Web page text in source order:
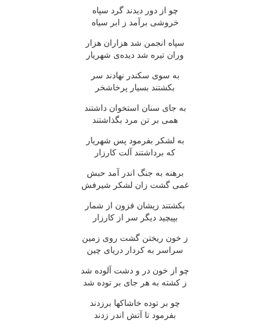
چو از دور دیدند گرد سپاه
خروشی برآمد ز ابر سیاه
سپاه انجمن شد هزاران هزار
وران تیره شد دیده‌ی شهریار
به سوی سکندر نهادند سر
بکشتند بسیار پرخاشخر
به جای سنان استخوان داشتند
همی بر تن مرد بگذاشتند
به لشکر بفرمود پس شهریار
که برداشتند آلت کارزار
برهنه به جنگ اندر آمد حبش
غمی گشت زان لشکر شیرفش
بکشتند زیشان فزون از شمار
بپیچید دیگر سر از کارزار
ز خون ریختن گشت روی زمین
سراسر به کردار دریای چین
چو از خون در و دشت آلوده شد
ز کشته به هر جای بر توده شد
چو بر توده خاشاکها برزدند
بفرمود تا آتش اندر زدند